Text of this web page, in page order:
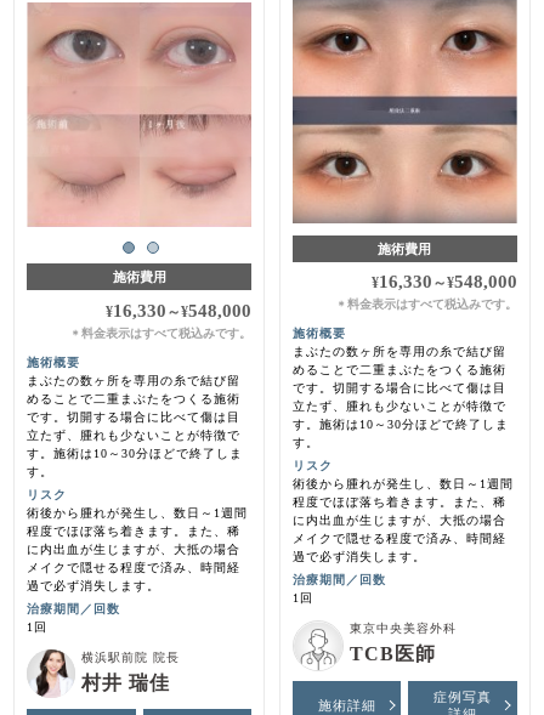
施術費用
¥16,330 ～¥548,000
＊料金表示はすべて税込みです。
施術概要
まぶたの数ヶ所を専用の糸で結び留
めることで二重まぶたをつくる施術
です。切開する場合に比べて傷は目
立たず、腫れも少ないことが特徴で
す。施術は10～30分ほどで終了しま
す。
リスク
術後から腫れが発生し、数日～1週間
程度でほぼ落ち着きます。また、稀
に内出血が生じますが、大抵の場合
メイクで隠せる程度で済み、時間経
過で必ず消失します。
治療期間／回数
1回
横浜駅前院 院長
村井 瑞佳
施術費用
¥16,330 ～¥548,000
＊ 料金表示はすべて税込みです。
施術概要
まぶたの数ヶ所を専用の糸で結び留
めることで二重まぶたをつくる施術
です。切開する場合に比べて傷は目
立たず、腫れも少ないことが特徴で
す。施術は10～30分ほどで終了しま
す。
リスク
術後から腫れが発生し、数日～1週間
程度でほぼ落ち着きます。また、稀
に内出血が生じますが、大抵の場合
メイクで隠せる程度で済み、時間経
過で必ず消失します。
治療期間／回数
1回
東京中央美容外科
TCB医師
施術詳細
症例写真